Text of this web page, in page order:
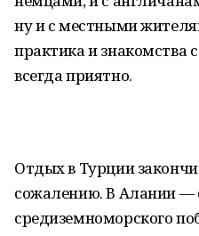
ну и с местными
практика и
всегда приятно.
Отдых в Турции
сожалению. В Алании —
средиземноморского